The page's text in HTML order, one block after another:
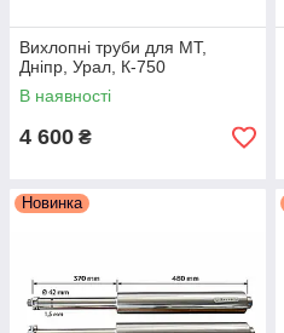
Вихлопні труби для МТ,
Дніпр, Урал, К-750
В наявності
4 600 ₴
Новинка